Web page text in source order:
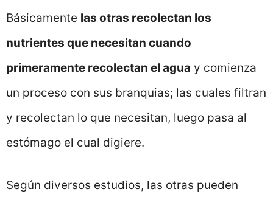
Básicamente las otras recolectan los
nutrientes que necesitan cuando
primeramente recolectan el agua y comienza
un proceso con sus branquias; las cuales filtran
y recolectan lo que necesitan, luego pasa al
estómago el cual digiere.
Según diversos estudios, las otras pueden